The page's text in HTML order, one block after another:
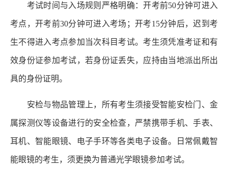
考试时间与入场规则严格明确：开考前50分钟可进入
考点，开考前30分钟可进入考场；开考15分钟后，迟到考
生不得进入考点参加当次科目考试。考生须凭准考证和有
效身份证参加考试，若身份证丢失，应持由当地派出所出
具的身份证明。
安检与物品管理上，所有考生须接受智能安检门、金
属探测仪等设备进行的安全检查，严禁携带手机、手表、
耳机、智能眼镜、电子手环等各类电子设备。日常佩戴智
能眼镜的考生，须更换为普通光学眼镜参加考试。